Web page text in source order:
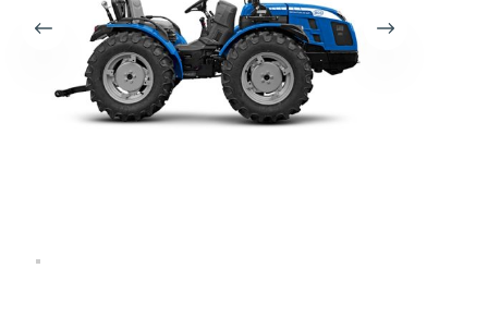
Επιλέξτε την εταιρεία που επιθυμείτε